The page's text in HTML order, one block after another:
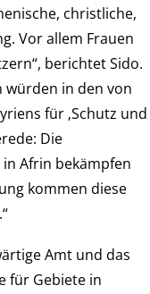
christliche,
Vor allem Frauen
berichtet Sido.
würden in den von
für ‚Schutz und
Die
Afrin bekämpfen
kommen diese
Amt und das
für Gebiete in